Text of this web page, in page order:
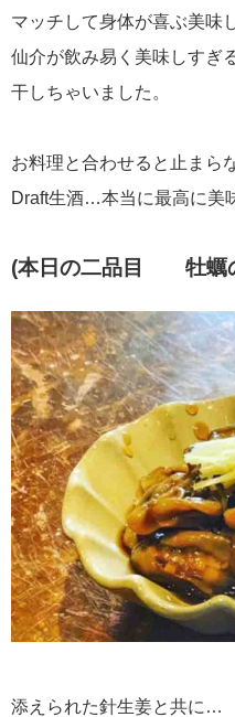
マッチして身体が喜ぶ美味
仙介が飲み易く美味しすぎ
干しちゃいました。
お料理と合わせると止まら
Draft生酒…本当に最高に美
(本日の二品目 牡蠣
添えられた針生姜と共に…